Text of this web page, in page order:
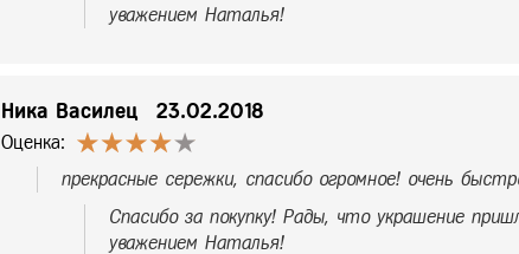
уважением Наталья!
Ника Василец 23.02.2018
Оценка:
прекрасные сережки, спасибо огромное! очень
Спасибо за покупку! Рады, что украшение
уважением Наталья!